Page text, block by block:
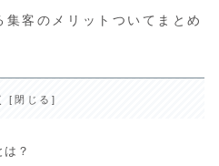
客のメリットついてまとめ
？